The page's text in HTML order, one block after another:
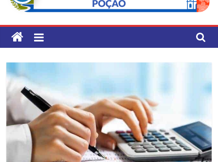
Processo Seletivo Simplificado Secretaria de Saúde
Pref.
Mun.
de
Poção